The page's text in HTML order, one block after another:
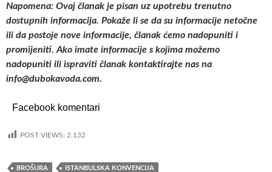
Napomena: Ovaj članak je pisan uz upotrebu trenutno
dostupnih informacija. Pokaže li se da su informacije netočne
ili da postoje nove informacije, članak ćemo nadopuniti i
promijeniti. Ako imate informacije s kojima možemo
nadopuniti ili ispraviti članak kontaktirajte nas na
info@dubokavoda.com.
Facebook komentari
POST VIEWS: 2.132
BROŠURA ISTANBULSKA KONVENCIJA